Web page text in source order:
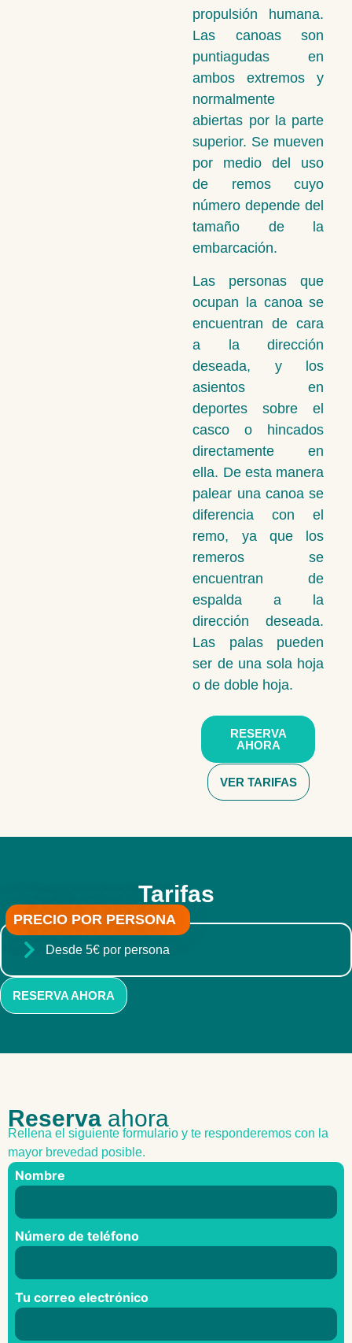
propulsión humana.
Las canoas son
puntiagudas en
ambos extremos y
normalmente
abiertas por la parte
superior. Se mueven
por medio del uso
de remos cuyo
número depende del
tamaño de la
embarcación.
Las personas que
ocupan la canoa se
encuentran de cara
a la dirección
deseada, y los
asientos en
deportes sobre el
casco o hincados
directamente en
ella. De esta manera
palear una canoa se
diferencia con el
remo, ya que los
remeros se
encuentran de
espalda a la
dirección deseada.
Las palas pueden
ser de una sola hoja
o de doble hoja.
RESERVA
AHORA
VER TARIFAS
Tarifas
PRECIO POR PERSONA
Desde 5€ por persona
RESERVA AHORA
Reserva ahora
Rellena el siguiente formulario y te responderemos con la
mayor brevedad posible.
Nombre
Número de teléfono
Tu correo electrónico